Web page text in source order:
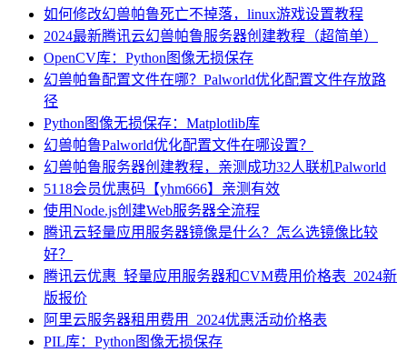
如何修改幻兽帕鲁死亡不掉落，linux游戏设置教程
2024最新腾讯云幻兽帕鲁服务器创建教程（超简单）
OpenCV库：Python图像无损保存
幻兽帕鲁配置文件在哪？Palworld优化配置文件存放路
径
Python图像无损保存：Matplotlib库
幻兽帕鲁Palworld优化配置文件在哪设置？
幻兽帕鲁服务器创建教程，亲测成功32人联机Palworld
5118会员优惠码【yhm666】亲测有效
使用Node.js创建Web服务器全流程
腾讯云轻量应用服务器镜像是什么？怎么选镜像比较
好？
腾讯云优惠_轻量应用服务器和CVM费用价格表_2024新
版报价
阿里云服务器租用费用_2024优惠活动价格表
PIL库：Python图像无损保存